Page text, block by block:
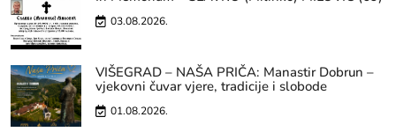
03.08.2026.
VIŠEGRAD – NAŠA PRIČA: Manastir Dobrun –
vjekovni čuvar vjere, tradicije i slobode
01.08.2026.